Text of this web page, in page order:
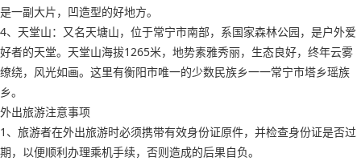
是一副大片，凹造型的好地方。
4、天堂山：又名天塘山，位于常宁市南部，系国家森林公园，是户外爱
好者的天堂。天堂山海拔1265米，地势素雅秀丽，生态良好，终年云雾
缭绕，风光如画。这里有衡阳市唯一的少数民族乡一一常宁市塔乡瑶族
乡。
外出旅游注意事项
1、旅游者在外出旅游时必须携带有效身份证原件，并检查身份证是否过
期，以便顺利办理乘机手续，否则造成的后果自负。